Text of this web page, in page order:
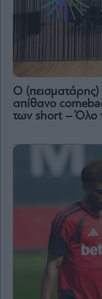
Ο (πεισματάρης)
απίθανο
των short – Όλο